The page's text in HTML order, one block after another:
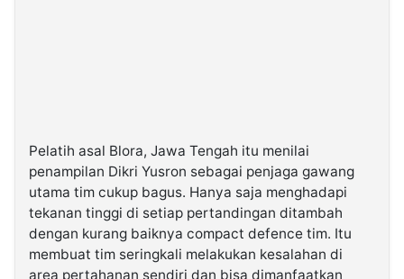
Pelatih asal Blora, Jawa Tengah itu menilai
penampilan Dikri Yusron sebagai penjaga gawang
utama tim cukup bagus. Hanya saja menghadapi
tekanan tinggi di setiap pertandingan ditambah
dengan kurang baiknya compact defence tim. Itu
membuat tim seringkali melakukan kesalahan di
area pertahanan sendiri dan bisa dimanfaatkan